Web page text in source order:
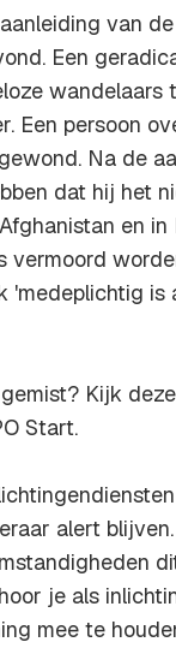
van
Een
wandelaars
Een persoon
Na de
dat hij het
en in
vermoord
'medeplichtig is
Kijk
Start.
alert
je als
mee te